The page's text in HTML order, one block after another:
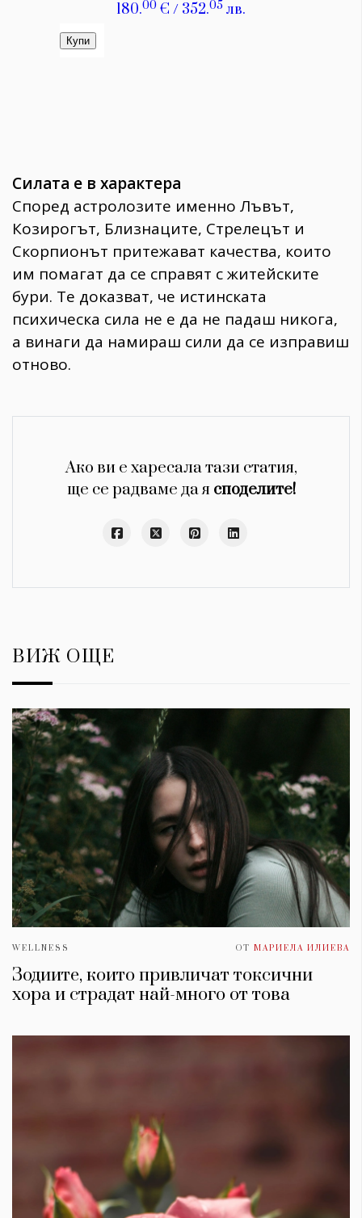
Силата е в характера
Според астролозите именно Лъвът,
Козирогът, Близнаците, Стрелецът и
Скорпионът притежават качества, които
им помагат да се справят с житейските
бури. Те доказват, че истинската
психическа сила не е да не падаш никога,
а винаги да намираш сили да се изправиш
отново.
Ако ви е харесала тази статия,
ще се радваме да я споделите!
ВИЖ ОЩЕ
WELLNESS ОТ МАРИЕЛА ИЛИЕВА
Зодиите, които привличат токсични
хора и страдат най-много от това